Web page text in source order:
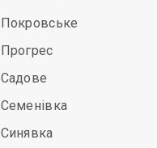
Покровське
Прогрес
Садове
Семенівка
Синявка